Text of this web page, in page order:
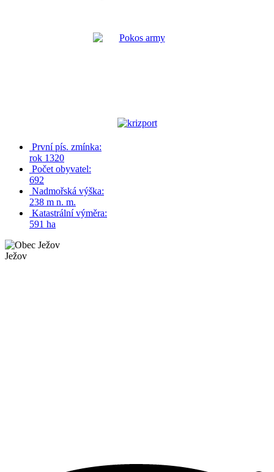
První pís. zmínka:
rok 1320
Počet obyvatel:
692
Nadmořská výška:
238 m n. m.
Katastrální výměra:
591 ha
Ježov